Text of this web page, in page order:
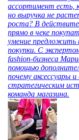
ассортимент есть,
но выручка не
роста? В
прямо в чеке
умение предложить
покупки. С
fashion-бизнеса
помощью
почему аксессуары
стратегическим
команда магазина.